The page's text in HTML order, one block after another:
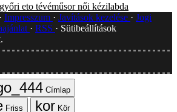
győri eto tévéműsor női kézilabda
Impresszum Javítások kezelése
Jogi
RSS
Sütibeállítások
Címlap
Friss
Kör